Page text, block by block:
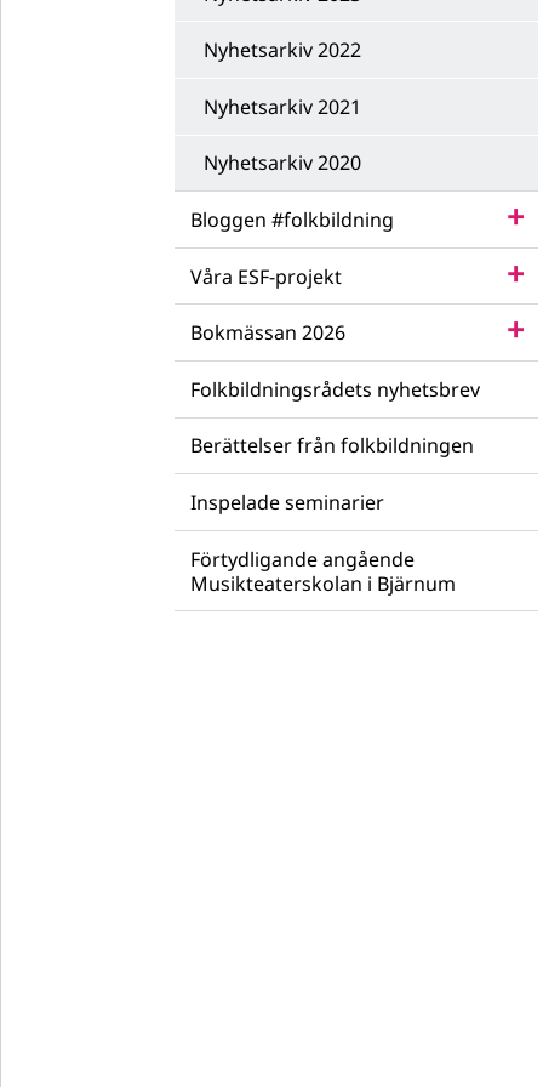
Nyhetsarkiv 2022
Nyhetsarkiv 2021
Nyhetsarkiv 2020
Bloggen #folkbildning
Våra ESF-projekt
Bokmässan 2026
Folkbildningsrådets nyhetsbrev
Berättelser från folkbildningen
Inspelade seminarier
Förtydligande angående
Musikteaterskolan i Bjärnum